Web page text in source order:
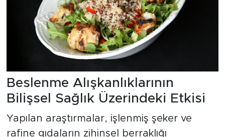
Beslenme Alışkanlıklarının
Bilişsel Sağlık Üzerindeki Etkisi
Yapılan araştırmalar, işlenmiş şeker ve
rafine gıdaların zihinsel berraklığı